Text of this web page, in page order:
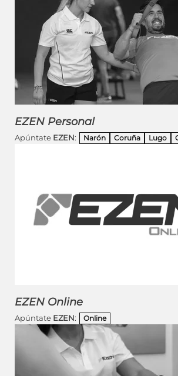
EZEN Personal
Apúntate EZEN: Narón Coruña Lugo
EZEN Online
Apúntate EZEN: Online